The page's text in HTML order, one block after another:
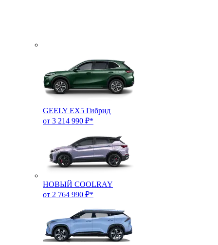
GEELY EX5 Гибрид
от 3 214 990 ₽*
НОВЫЙ COOLRAY
от 2 764 990 ₽*